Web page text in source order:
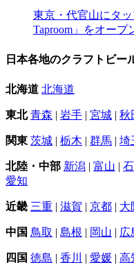
東京・代官山にタッ
Taproom」をオープ
日本各地のクラフトビー
北海道 北海道
東北 青森 | 岩手 | 宮城 | 秋
関東 茨城 | 栃木 | 群馬 | 埼
北陸・中部 新潟 | 富山 | 石
愛知
近畿 三重 | 滋賀 | 京都 | 大
中国 鳥取 | 島根 | 岡山 | 広
四国 徳島 | 香川 | 愛媛 | 高